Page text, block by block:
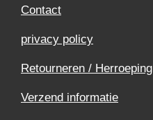
Contact
privacy policy
Retourneren / Herroeping
Verzend informatie